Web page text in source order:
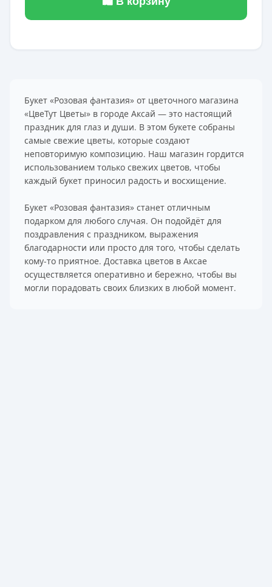
Букет «Розовая фантазия» от цветочного магазина
«ЦвеТут Цветы» в городе Аксай — это настоящий
праздник для глаз и души. В этом букете собраны
самые свежие цветы, которые создают
неповторимую композицию. Наш магазин гордится
использованием только свежих цветов, чтобы
каждый букет приносил радость и восхищение.
Букет «Розовая фантазия» станет отличным
подарком для любого случая. Он подойдёт для
поздравления с праздником, выражения
благодарности или просто для того, чтобы сделать
кому-то приятное. Доставка цветов в Аксае
осуществляется оперативно и бережно, чтобы вы
могли порадовать своих близких в любой момент.